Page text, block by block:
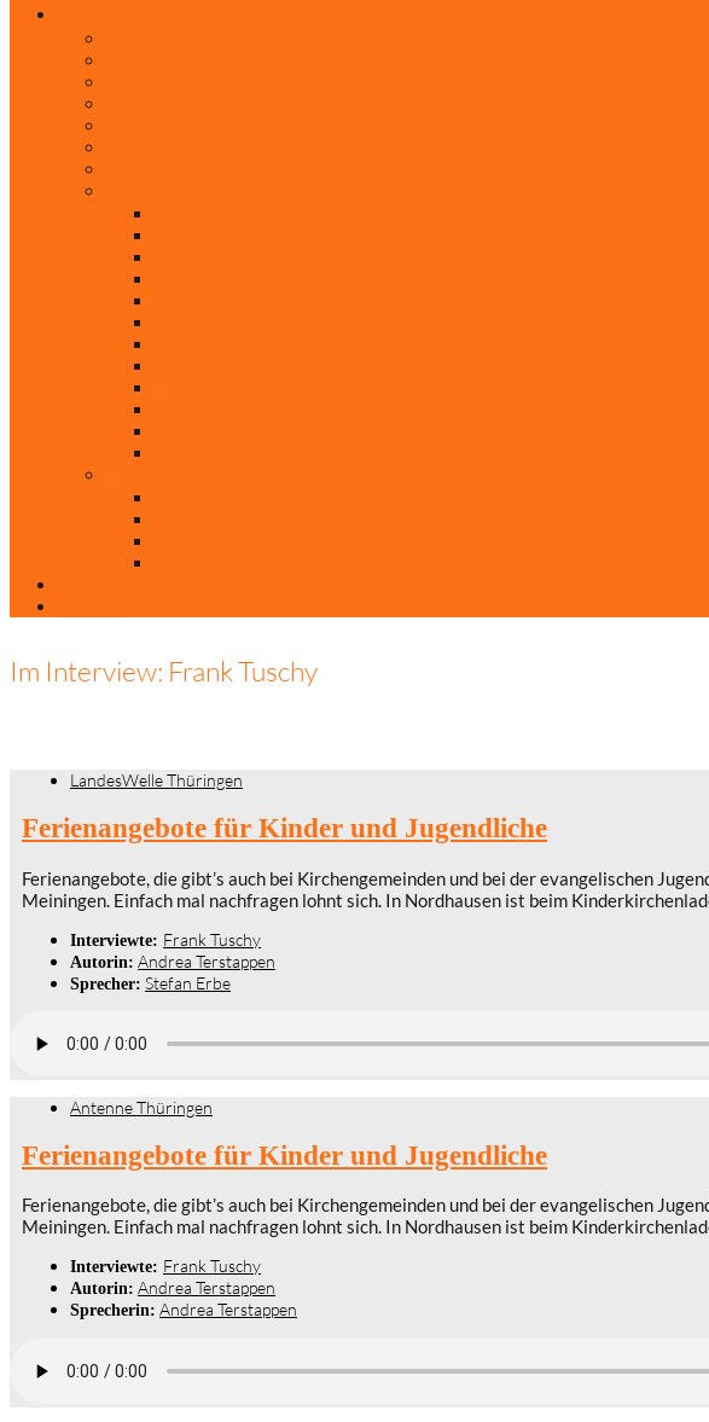
Im Interview: Frank Tuschy
LandesWelle Thüringen
Ferienangebote für Kinder und Jugendliche
Ferienangebote, die gibt’s auch bei Kirchengemeinden und bei der evangelischen
Meiningen. Einfach mal nachfragen lohnt sich. In Nordhausen ist beim
Interviewte: Frank Tuschy
Autorin: Andrea Terstappen
Sprecher: Stefan Erbe
Antenne Thüringen
Ferienangebote für Kinder und Jugendliche
Ferienangebote, die gibt’s auch bei Kirchengemeinden und bei der evangelischen
Meiningen. Einfach mal nachfragen lohnt sich. In Nordhausen ist beim
Interviewte: Frank Tuschy
Autorin: Andrea Terstappen
Sprecherin: Andrea Terstappen